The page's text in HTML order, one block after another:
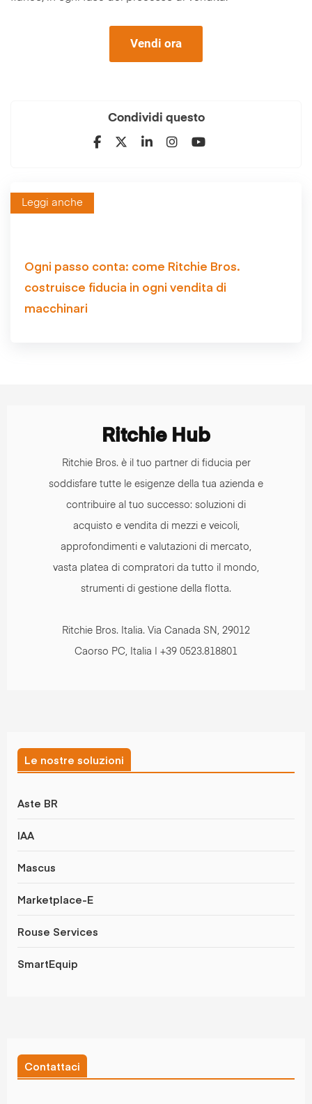
Vendi ora
Condividi questo
Leggi anche
Ogni passo conta: come Ritchie Bros.
costruisce fiducia in ogni vendita di
macchinari
Ritchie Hub
Ritchie Bros. è il tuo partner di fiducia per
soddisfare tutte le esigenze della tua azienda e
contribuire al tuo successo: soluzioni di
acquisto e vendita di mezzi e veicoli,
approfondimenti e valutazioni di mercato,
vasta platea di compratori da tutto il mondo,
strumenti di gestione della flotta.
Ritchie Bros. Italia. Via Canada SN, 29012
Caorso PC, Italia | +39 0523.818801
Le nostre soluzioni
Aste BR
IAA
Mascus
Marketplace-E
Rouse Services
SmartEquip
Contattaci